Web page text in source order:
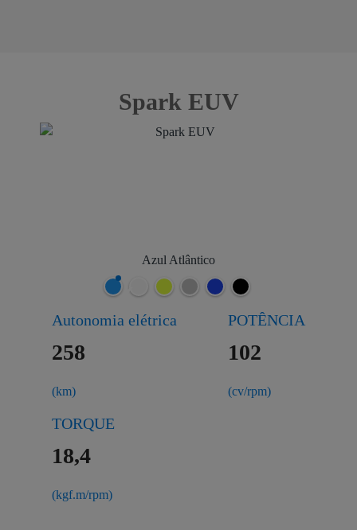
Spark EUV
Azul Atlântico
Autonomia elétrica
258
(km)
POTÊNCIA
102
(cv/rpm)
TORQUE
18,4
(kgf.m/rpm)